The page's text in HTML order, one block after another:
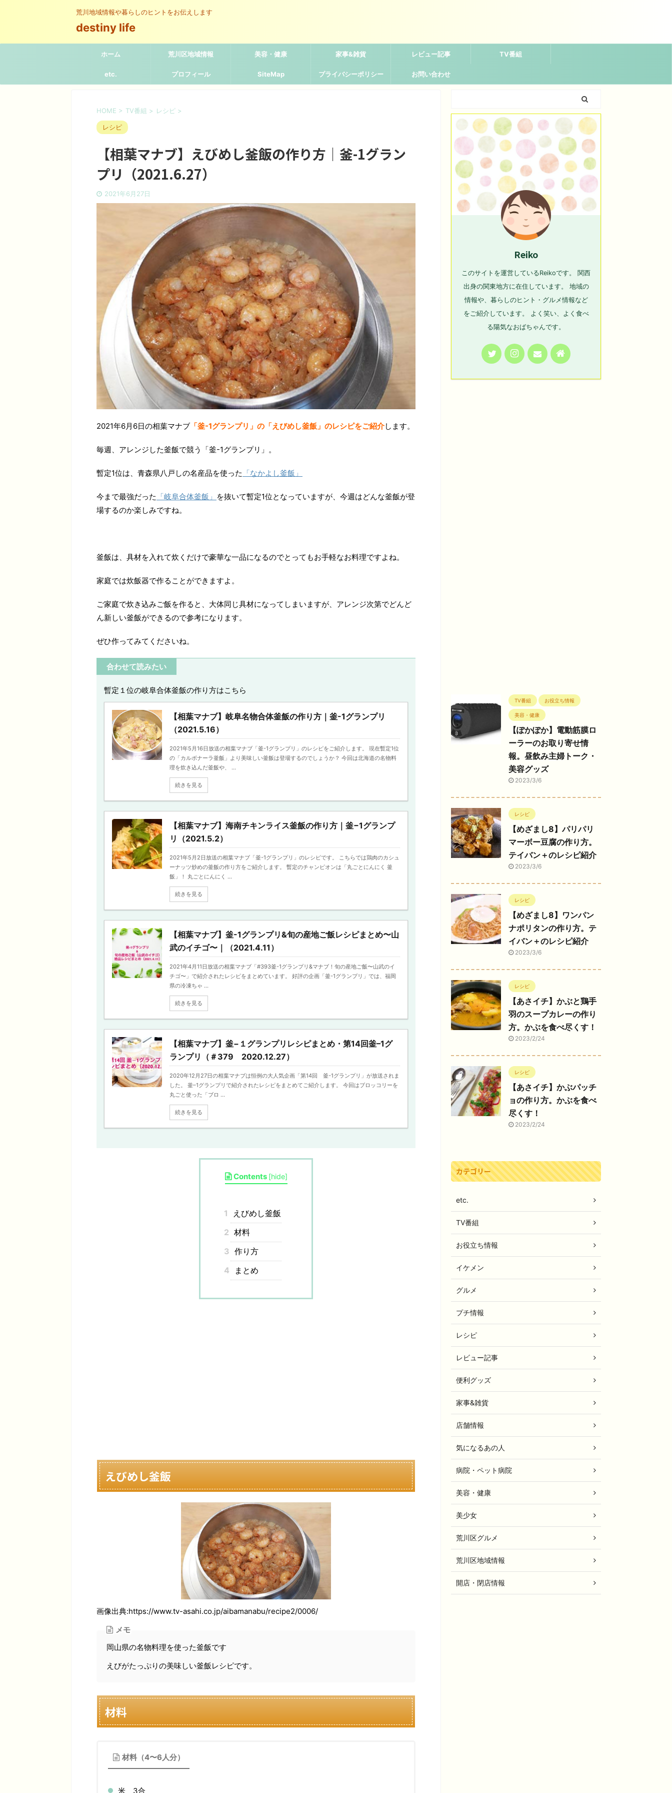
荒川地域情報や暮らしのヒントをお伝えします
destiny life
ホーム 荒川区地域情報 美容・健康 家事&雑貨 レビュー記事 TV番組
etc. プロフィール SiteMap プライバシーポリシー お問い合わせ
HOME > TV番組 > レシピ >
レシピ
【相葉マナブ】えびめし釜飯の作り方｜釜-1グラン
プリ（2021.6.27）
2021年6月27日
2021年6月6日の相葉マナブ 「釜-1グランプリ」の「えびめし釜飯」のレシピをご紹介します。
毎週、アレンジした釜飯で競う「釜-1グランプリ」。
暫定1位は、青森県八戸しの名産品を使った 「なかよし釜飯」
今まで最強だった 「岐阜合体釜飯」 を抜いて暫定1位となっていますが、今週はどんな釜飯が登
場するのか楽しみですね。
釜飯は、具材を入れて炊くだけで豪華な一品になるのでとってもお手軽なお料理ですよね。
家庭では炊飯器で作ることができますよ。
ご家庭で炊き込みご飯を作ると、大体同じ具材になってしまいますが、アレンジ次第でどんど
ん新しい釜飯ができるので参考になります。
ぜひ作ってみてくださいね。
合わせて読みたい
暫定１位の岐阜合体釜飯の作り方はこちら
【相葉マナブ】岐阜名物合体釜飯の作り方｜釜-1グランプリ
（2021.5.16）
2021年5月16日放送の相葉マナブ「釜-1グランプリ」のレシピをご紹介します。 現在暫定1位
の「カルボナーラ釜飯」より美味しい釜飯は登場するのでしょうか？ 今回は北海道の名物料
理を炊き込んだ釜飯や、 ...
続きを見る
【相葉マナブ】海南チキンライス釜飯の作り方｜釜−1グランプ
リ（2021.5.2）
2021年5月2日放送の相葉マナブ「釜-1グランプリ」のレシピです。 こちらでは鶏肉のカシュ
ーナッツ炒めの釜飯の作り方をご紹介します。 暫定のチャンピオンは「丸ごとにんにく 釜
飯」！ 丸ごとにんにく ...
続きを見る
【相葉マナブ】釜-1グランプリ&旬の産地ご飯レシピまとめ〜山
武のイチゴ〜｜（2021.4.11）
2021年4月11日放送の相葉マナブ「#393釜-1グランプリ&マナブ！旬の産地ご飯〜山武のイ
チゴ〜」で紹介されたレシピをまとめています。 好評の企画「釜-1グランプリ」では、福岡
県の冷凍ちゃ ...
続きを見る
【相葉マナブ】釜−１グランプリレシピまとめ・第14回釜–1グ
ランプリ（＃379 2020.12.27）
2020年12月27日の相葉マナブは恒例の大人気企画「第14回 釜-1グランプリ」が放送されま
した。 釜–1グランプリで紹介されたレシピをまとめてご紹介します。 今回はブロッコリーを
丸ごと使った「ブロ ...
続きを見る
Contents [hide]
1
えびめし釜飯
2 材料
3 作り方
4
まとめ
えびめし釜飯
画像出典:https://www.tv-asahi.co.jp/aibamanabu/recipe2/0006/
メモ
岡山県の名物料理を使った釜飯です
えびがたっぷりの美味しい釜飯レシピです。
材料
材料（4〜6人分）
米 3合
Reiko
このサイトを運営しているReikoです。 関西
出身の関東地方に在住しています。 地域の
情報や、暮らしのヒント・グルメ情報など
をご紹介しています。 よく笑い、よく食べ
る陽気なおばちゃんです。
TV番組 お役立ち情報
美容・健康
【ぽかぽか】電動筋膜ロ
ーラーのお取り寄せ情
報。昼飲み主婦トーク・
美容グッズ
2023/3/6
レシピ
【めざまし8】パリパリ
マーボー豆腐の作り方。
テイバン＋のレシピ紹介
2023/3/6
レシピ
【めざまし8】ワンパン
ナポリタンの作り方。テ
イバン＋のレシピ紹介
2023/3/6
レシピ
【あさイチ】かぶと鶏手
羽のスープカレーの作り
方。かぶを食べ尽くす！
2023/2/24
レシピ
【あさイチ】かぶパッチ
ョの作り方。かぶを食べ
尽くす！
2023/2/24
カテゴリー
etc.
TV番組
お役立ち情報
イケメン
グルメ
プチ情報
レシピ
レビュー記事
便利グッズ
家事&雑貨
店舗情報
気になるあの人
病院・ペット病院
美容・健康
美少女
荒川区グルメ
荒川区地域情報
開店・閉店情報